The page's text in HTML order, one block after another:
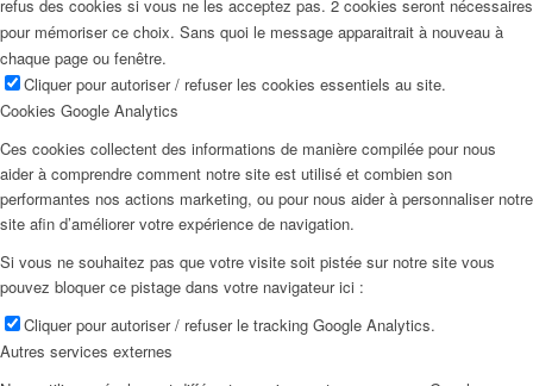
refus des cookies si vous ne les acceptez pas. 2 cookies seront nécessaires
pour mémoriser ce choix. Sans quoi le message apparaitrait à nouveau à
chaque page ou fenêtre.
Cliquer pour autoriser / refuser les cookies essentiels au site.
Cookies Google Analytics
Ces cookies collectent des informations de manière compilée pour nous
aider à comprendre comment notre site est utilisé et combien son
performantes nos actions marketing, ou pour nous aider à personnaliser notre
site afin d’améliorer votre expérience de navigation.
Si vous ne souhaitez pas que votre visite soit pistée sur notre site vous
pouvez bloquer ce pistage dans votre navigateur ici :
Cliquer pour autoriser / refuser le tracking Google Analytics.
Autres services externes